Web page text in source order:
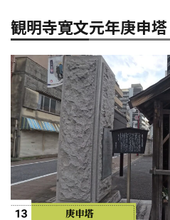
観明寺寛文元年庚申塔